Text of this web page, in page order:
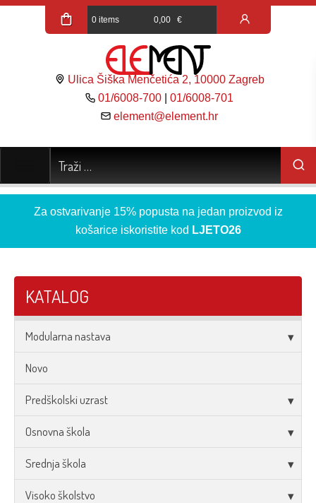
0 items 0,00 €
Ulica Šiška Menčetića 2, 10000 Zagreb
01/6008-700 |01/6008-701
element@element.hr
Za ostvarivanje 15% popusta na jedan proizvod iz
košarice iskoristite kod LJETO26
KATALOG
Modularna nastava
Novo
Predškolski uzrast
Osnovna škola
Srednja škola
Visoko školstvo